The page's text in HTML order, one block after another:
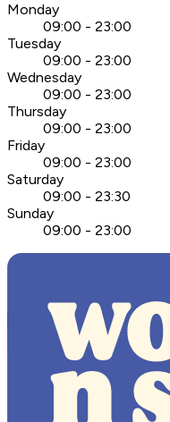
Monday
09:00 - 23:00
Tuesday
09:00 - 23:00
Wednesday
09:00 - 23:00
Thursday
09:00 - 23:00
Friday
09:00 - 23:00
Saturday
09:00 - 23:30
Sunday
09:00 - 23:00